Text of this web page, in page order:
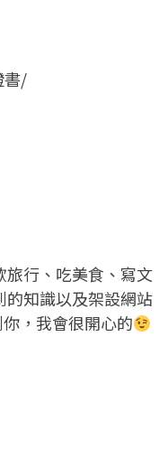
書/
旅行、吃美食、寫文
的知識以及架設網站
，我會很開心的